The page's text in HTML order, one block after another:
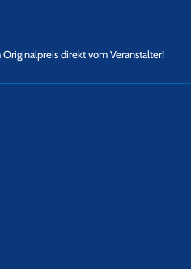
direkt vom Veranstalter!